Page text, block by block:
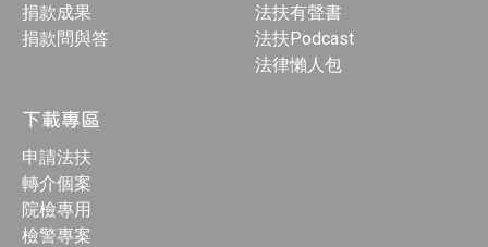
捐款成果
捐款問與答
法扶有聲書
法扶Podcast
法律懶人包
下載專區
申請法扶
轉介個案
院檢專用
檢警專案